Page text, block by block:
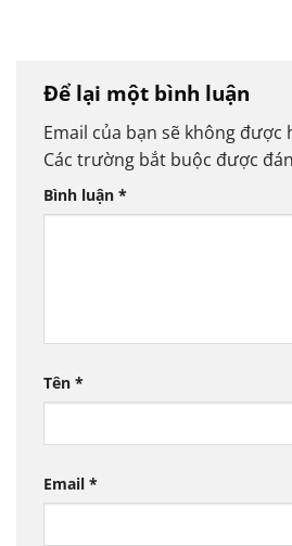
Để lại một bình luận
Email của bạn sẽ không được
Các trường bắt buộc được
Bình luận *
Tên *
Email *